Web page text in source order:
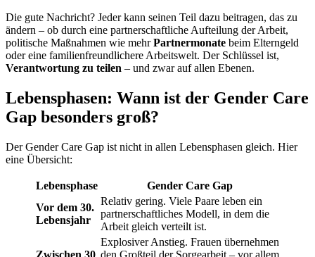
Die gute Nachricht? Jeder kann seinen Teil dazu beitragen, das zu
ändern – ob durch eine partnerschaftliche Aufteilung der Arbeit,
politische Maßnahmen wie mehrPartnermonate beim Elterngeld
oder eine familienfreundlichere Arbeitswelt. Der Schlüssel ist,
Verantwortung zu teilen – und zwar auf allen Ebenen.
Lebensphasen: Wann ist der Gender Care
Gap besonders groß?
Der Gender Care Gap ist nicht in allen Lebensphasen gleich. Hier
eine Übersicht:
Lebensphase
Gender Care Gap
Vor dem 30.
Lebensjahr
Relativ gering. Viele Paare leben ein
partnerschaftliches Modell, in dem die
Arbeit gleich verteilt ist.
Zwischen 30
Explosiver Anstieg. Frauen übernehmen
den Großteil der Sorgearbeit – vor allem